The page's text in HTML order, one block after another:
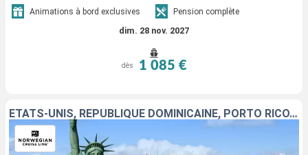
Animations à bord exclusives Pension complète
dim. 28 nov. 2027
dès 1 085 €
ÉTATS-UNIS, RÉPUBLIQUE DOMINICAINE, PORTO RICO, GUADELOUPE, TORTOLA, SAINT-THOMAS